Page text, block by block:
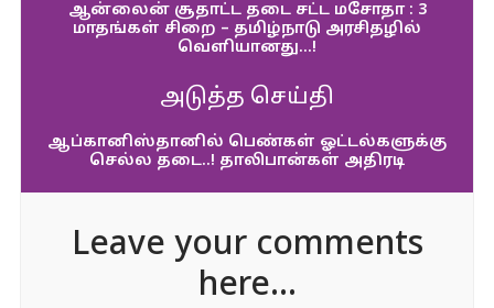
ஆன்லைன் சூதாட்ட தடை சட்ட மசோதா : 3
மாதங்கள் சிறை – தமிழ்நாடு அரசிதழில்
வெளியானது…!
அடுத்த செய்தி
ஆப்கானிஸ்தானில் பெண்கள் ஓட்டல்களுக்கு
செல்ல தடை..! தாலிபான்கள் அதிரடி
Leave your comments
here...